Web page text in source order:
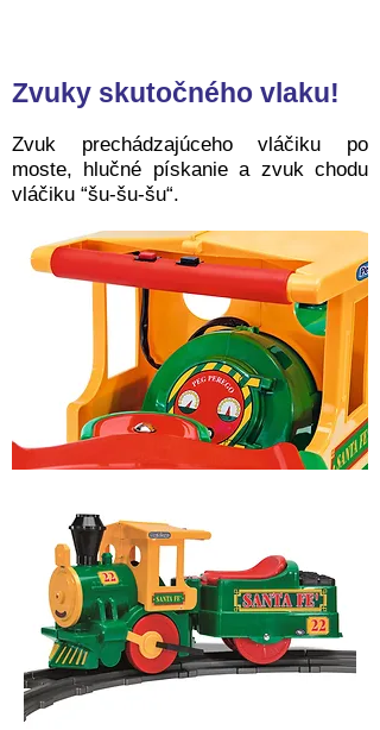
Zvuky skutočného vlaku!
Zvuk prechádzajúceho vláčiku po
moste, hlučné pískanie a zvuk chodu
vláčiku “šu-šu-šu“.